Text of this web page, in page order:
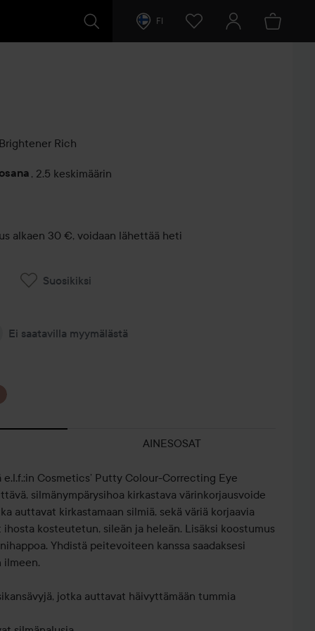
FI
Rich
, 2.5 keskimäärin
alkaen 30 €, voidaan lähettää heti
Suosikiksi
Ei saatavilla myymälästä
AINESOSAT
Cosmetics’ Putty Colour-Correcting Eye
silmänympärysihoa kirkastava värinkorjausvoide
auttavat kirkastamaan silmiä, sekä väriä korjaavia
kosteutetun, sileän ja heleän. Lisäksi koostumus
Yhdistä peitevoiteen kanssa saadaksesi
ilmeen.
jotka auttavat häivyttämään tummia